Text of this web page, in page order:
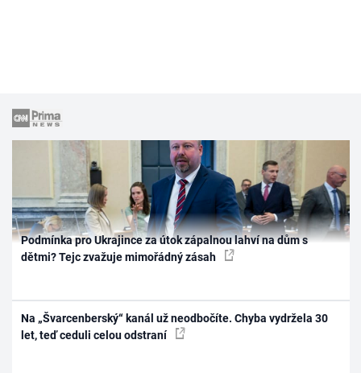
Podmínka pro Ukrajince za útok zápalnou lahví na dům s
dětmi? Tejc zvažuje mimořádný zásah
Na „Švarcenberský“ kanál už neodbočíte. Chyba vydržela 30
let, teď ceduli celou odstraní